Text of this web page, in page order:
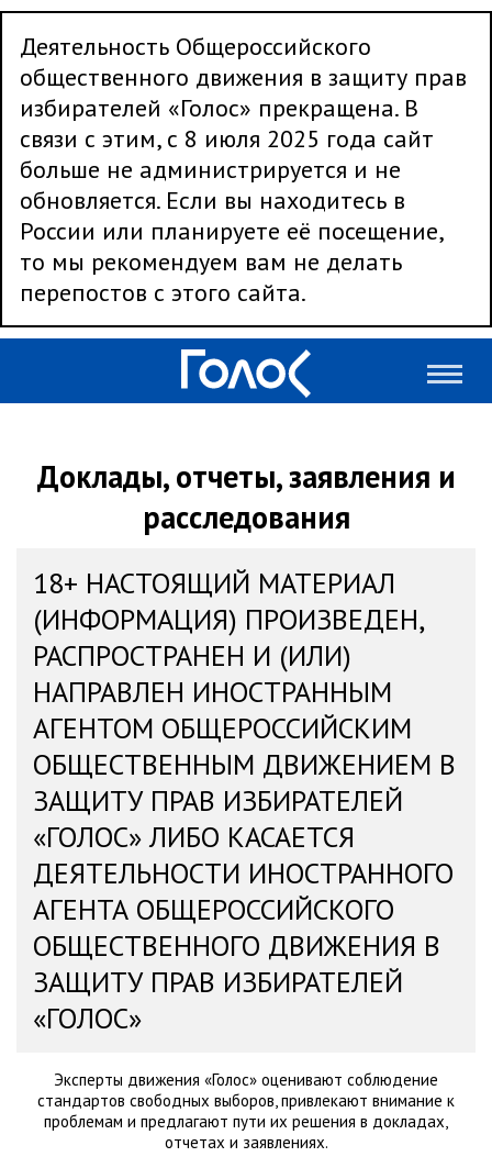
Деятельность Общероссийского
общественного движения в защиту прав
избирателей «Голос» прекращена. В
связи с этим, с 8 июля 2025 года сайт
больше не администрируется и не
обновляется. Если вы находитесь в
России или планируете её посещение,
то мы рекомендуем вам не делать
перепостов с этого сайта.
Доклады, отчеты, заявления и
расследования
18+ НАСТОЯЩИЙ МАТЕРИАЛ
(ИНФОРМАЦИЯ) ПРОИЗВЕДЕН,
РАСПРОСТРАНЕН И (ИЛИ)
НАПРАВЛЕН ИНОСТРАННЫМ
АГЕНТОМ ОБЩЕРОССИЙСКИМ
ОБЩЕСТВЕННЫМ ДВИЖЕНИЕМ В
ЗАЩИТУ ПРАВ ИЗБИРАТЕЛЕЙ
«ГОЛОС» ЛИБО КАСАЕТСЯ
ДЕЯТЕЛЬНОСТИ ИНОСТРАННОГО
АГЕНТА ОБЩЕРОССИЙСКОГО
ОБЩЕСТВЕННОГО ДВИЖЕНИЯ В
ЗАЩИТУ ПРАВ ИЗБИРАТЕЛЕЙ
«ГОЛОС»
Эксперты движения «Голос» оценивают соблюдение
стандартов свободных выборов, привлекают внимание к
проблемам и предлагают пути их решения в докладах,
отчетах и заявлениях.